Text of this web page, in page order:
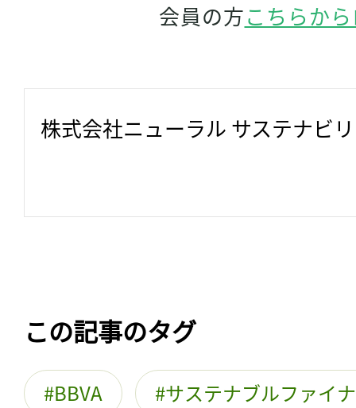
会員の方こちらか
株式会社ニューラル サステナビ
この記事のタグ
BBVA サステナブルファイ